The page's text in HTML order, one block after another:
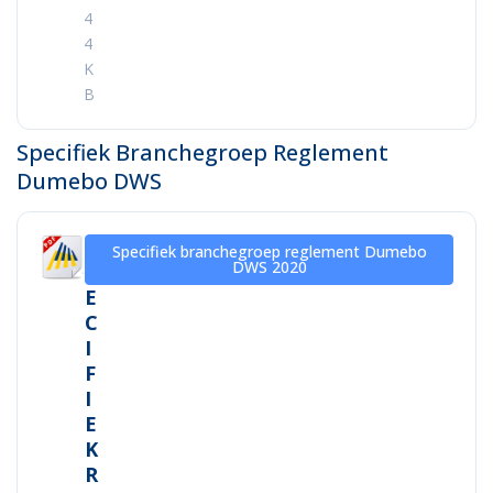
4
4
K
B
Specifiek Branchegroep Reglement
Dumebo DWS
E
C
I
F
I
E
K
R
Specifiek branchegroep reglement Dumebo
DWS 2020